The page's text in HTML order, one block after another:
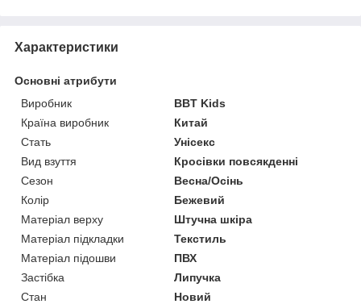
Характеристики
Основні атрибути
Виробник
BBT Kids
Країна виробник
Китай
Стать
Унісекс
Вид взуття
Кросівки повсякденні
Сезон
Весна/Осінь
Колір
Бежевий
Матеріал верху
Штучна шкіра
Матеріал підкладки
Текстиль
Матеріал підошви
ПВХ
Застібка
Липучка
Стан
Новий